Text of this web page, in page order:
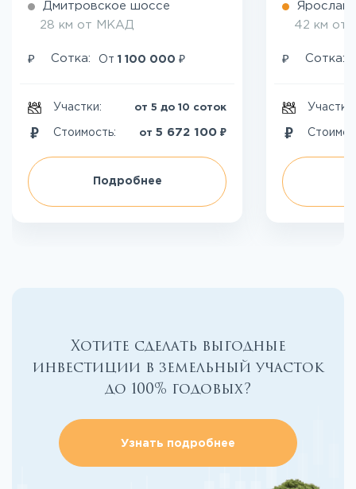
Дмитровское шоссе
28 км от МКАД
₽ Сотка: От 1 100 000 ₽
Участки: от 5 до 10 соток
Стоимость: от 5 672 100 ₽
Подробнее
42 км от
₽ Сотка:
Участки:
Хотите сделать выгодные
инвестиции в земельный участок
до 100% годовых?
Узнать подробнее